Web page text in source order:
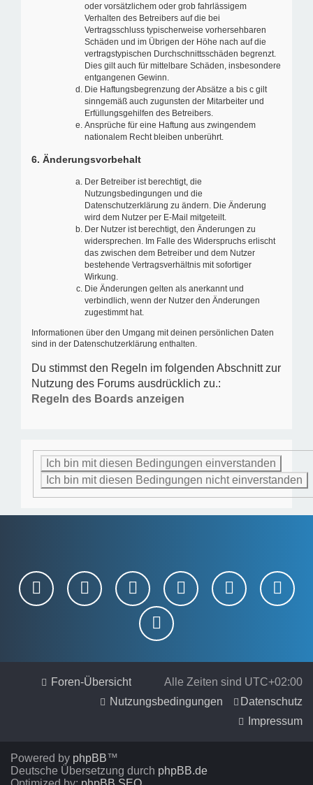
oder vorsätzlichem oder grob fahrlässigem
Verhalten des Betreibers auf die bei
Vertragsschluss typischerweise vorhersehbaren
Schäden und im Übrigen der Höhe nach auf die
vertragstypischen Durchschnittsschäden begrenzt.
Dies gilt auch für mittelbare Schäden, insbesondere
entgangenen Gewinn.
Die Haftungsbegrenzung der Absätze a bis c gilt
sinngemäß auch zugunsten der Mitarbeiter und
Erfüllungsgehilfen des Betreibers.
Ansprüche für eine Haftung aus zwingendem
nationalem Recht bleiben unberührt.
6. Änderungsvorbehalt
Der Betreiber ist berechtigt, die
Nutzungsbedingungen und die
Datenschutzerklärung zu ändern. Die Änderung
wird dem Nutzer per E-Mail mitgeteilt.
Der Nutzer ist berechtigt, den Änderungen zu
widersprechen. Im Falle des Widerspruchs erlischt
das zwischen dem Betreiber und dem Nutzer
bestehende Vertragsverhältnis mit sofortiger
Wirkung.
Die Änderungen gelten als anerkannt und
verbindlich, wenn der Nutzer den Änderungen
zugestimmt hat.
Informationen über den Umgang mit deinen persönlichen Daten
sind in der Datenschutzerklärung enthalten.
Du stimmst den Regeln im folgenden Abschnitt zur
Nutzung des Forums ausdrücklich zu.:
Regeln des Boards anzeigen
Foren-Übersicht Alle Zeiten sind UTC+02:00
Datenschutz
Nutzungsbedingungen
Impressum
Powered by phpBB™
Deutsche Übersetzung durch phpBB.de